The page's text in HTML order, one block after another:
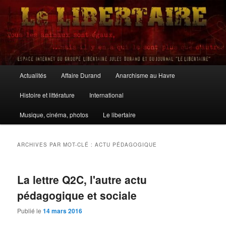
Aller
contenu
principal
Aller
contenu
secondaire
Le Libertaire
principal
Actualités Affaire Durand Anarchisme au Havre
Histoire et littérature International
Musique, cinéma, photos Le libertaire
ARCHIVES PAR MOT-CLÉ :ACTU PÉDAGOGIQUE
La lettre Q2C, l'autre actu
pédagogique et sociale
Publié le14 mars 2016